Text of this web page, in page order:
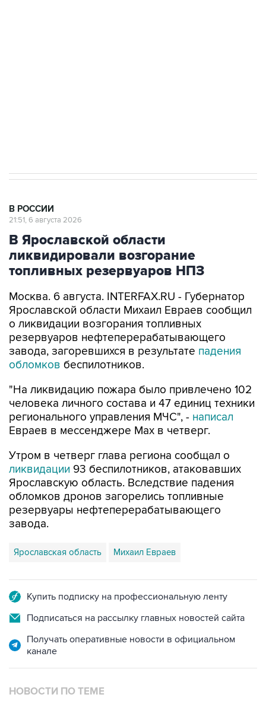
В РОССИИ
21:51, 6 августа 2026
В Ярославской области
ликвидировали возгорание
топливных резервуаров НПЗ
Москва. 6 августа. INTERFAX.RU - Губернатор
Ярославской области Михаил Евраев сообщил
о ликвидации возгорания топливных
резервуаров нефтеперерабатывающего
завода, загоревшихся в результате падения
обломков беспилотников.
"На ликвидацию пожара было привлечено 102
человека личного состава и 47 единиц техники
регионального управления МЧС", - написал
Евраев в мессенджере Мах в четверг.
Утром в четверг глава региона сообщал о
ликвидации 93 беспилотников, атаковавших
Ярославскую область. Вследствие падения
обломков дронов загорелись топливные
резервуары нефтеперерабатывающего
завода.
Ярославская область Михаил Евраев
Купить подписку на профессиональную ленту
Подписаться на рассылку главных новостей сайта
Получать оперативные новости в официальном
канале
НОВОСТИ ПО ТЕМЕ